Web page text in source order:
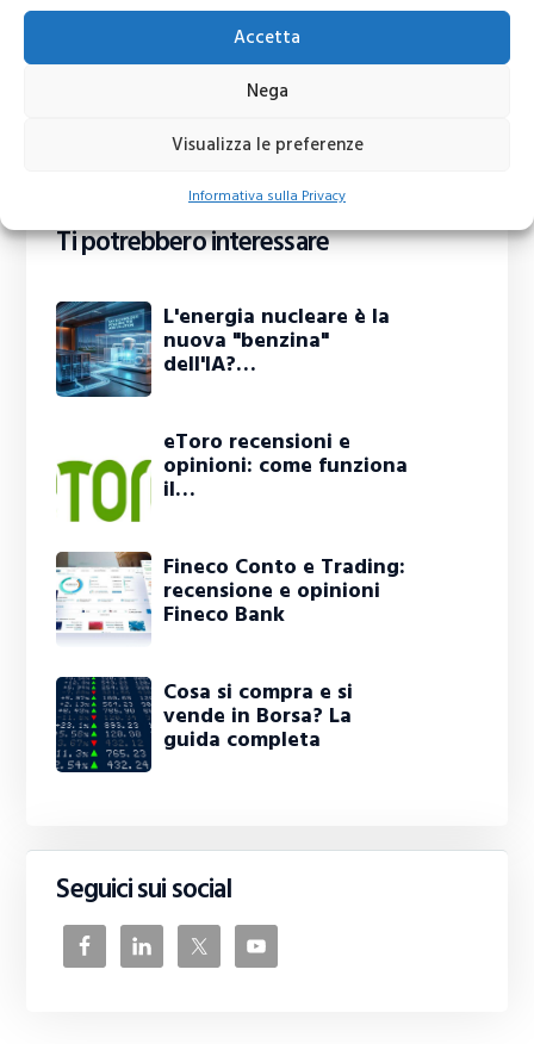
Accetta
Nega
Visualizza le preferenze
Informativa sulla Privacy
Ti potrebbero interessare
L'energia nucleare è la
nuova "benzina"
dell'IA?…
eToro recensioni e
opinioni: come funziona
il…
Fineco Conto e Trading:
recensione e opinioni
Fineco Bank
Cosa si compra e si
vende in Borsa? La
guida completa
Seguici sui social